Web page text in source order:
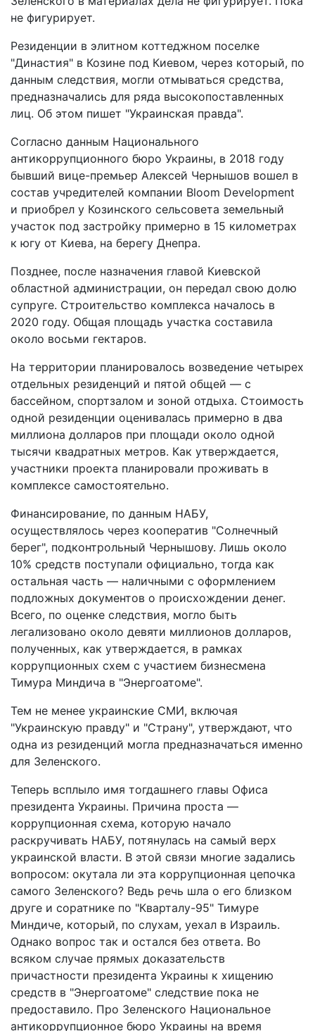
не фигурирует.
Резиденции в элитном коттеджном поселке
"Династия" в Козине под Киевом, через который, по
данным следствия, могли отмываться средства,
предназначались для ряда высокопоставленных
лиц. Об этом пишет "Украинская правда".
Согласно данным Национального
антикоррупционного бюро Украины, в 2018 году
бывший вице-премьер Алексей Чернышов вошел в
состав учредителей компании Bloom Development
и приобрел у Козинского сельсовета земельный
участок под застройку примерно в 15 километрах
к югу от Киева, на берегу Днепра.
Позднее, после назначения главой Киевской
областной администрации, он передал свою долю
супруге. Строительство комплекса началось в
2020 году. Общая площадь участка составила
около восьми гектаров.
На территории планировалось возведение четырех
отдельных резиденций и пятой общей — с
бассейном, спортзалом и зоной отдыха. Стоимость
одной резиденции оценивалась примерно в два
миллиона долларов при площади около одной
тысячи квадратных метров. Как утверждается,
участники проекта планировали проживать в
комплексе самостоятельно.
Финансирование, по данным НАБУ,
осуществлялось через кооператив "Солнечный
берег", подконтрольный Чернышову. Лишь около
10% средств поступали официально, тогда как
остальная часть — наличными с оформлением
подложных документов о происхождении денег.
Всего, по оценке следствия, могло быть
легализовано около девяти миллионов долларов,
полученных, как утверждается, в рамках
коррупционных схем с участием бизнесмена
Тимура Миндича в "Энергоатоме".
Тем не менее украинские СМИ, включая
"Украинскую правду" и "Страну", утверждают, что
одна из резиденций могла предназначаться именно
для Зеленского.
Теперь всплыло имя тогдашнего главы Офиса
президента Украины. Причина проста —
коррупционная схема, которую начало
раскручивать НАБУ, потянулась на самый верх
украинской власти. В этой связи многие задались
вопросом: окутала ли эта коррупционная цепочка
самого Зеленского? Ведь речь шла о его близком
друге и соратнике по "Кварталу-95" Тимуре
Миндиче, который, по слухам, уехал в Израиль.
Однако вопрос так и остался без ответа. Во
всяком случае прямых доказательств
причастности президента Украины к хищению
средств в "Энергоатоме" следствие пока не
предоставило. Про Зеленского Национальное
антикоррупционное бюро Украины на время